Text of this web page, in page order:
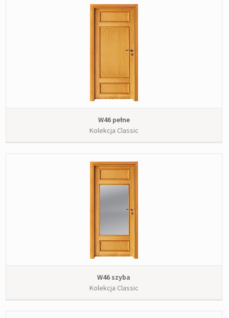
W46 pełne
Kolekcja Classic
W46 szyba
Kolekcja Classic